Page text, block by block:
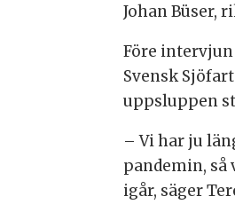
Johan Büser,
Före
Svensk
uppsluppen
– Vi har ju
pandemin,
igår, säger